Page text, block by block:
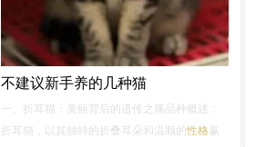
不建议新手养的几种猫
一、折耳猫：美丽背后的遗传之痛品种概述：
折耳猫，以其独特的折叠耳朵和温顺的性格赢